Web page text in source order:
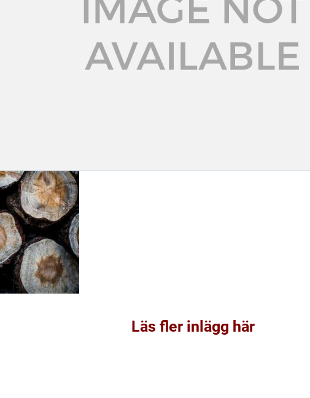
Läs fler inlägg här